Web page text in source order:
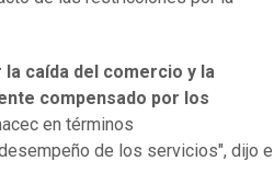
caída del comercio y la
compensado por los
en términos
de los servicios", dijo el